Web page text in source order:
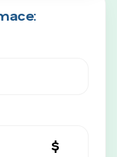
$